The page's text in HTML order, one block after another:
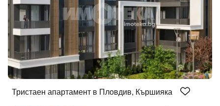
Тристаен апартамент в Пловдив, Кършияка